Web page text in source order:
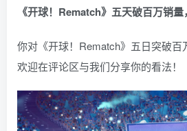
《开球！Rematch》五天破百万销量
你对《开球！Rematch》五日突破百
欢迎在评论区与我们分享你的看法！